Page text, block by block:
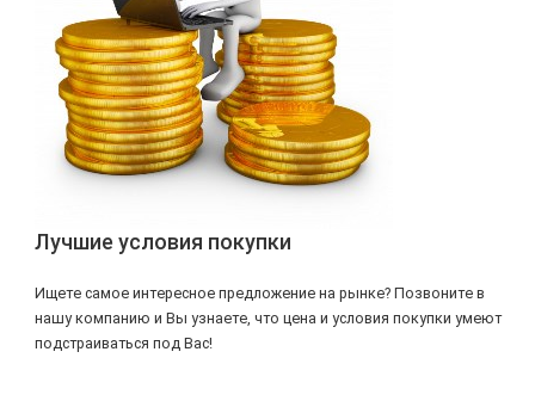
Лучшие условия покупки
Ищете самое интересное предложение на рынке? Позвоните в
нашу компанию и Вы узнаете, что цена и условия покупки умеют
подстраиваться под Вас!